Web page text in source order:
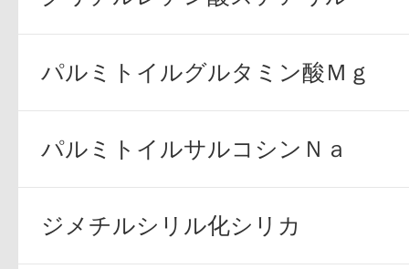
パルミトイルグルタミン酸Ｍｇ
パルミトイルサルコシンＮａ
ジメチルシリル化シリカ